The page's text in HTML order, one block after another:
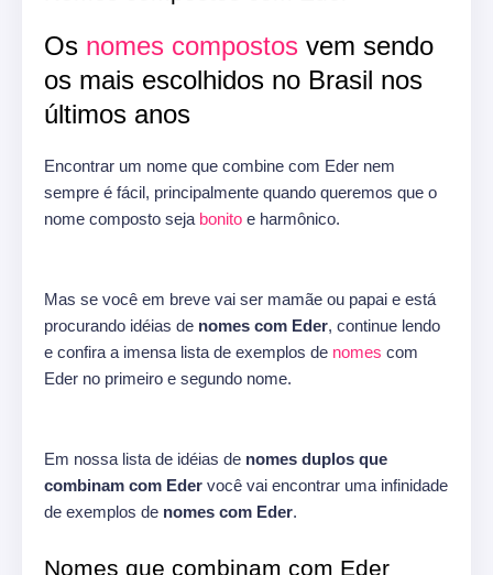
Os nomes compostos vem sendo
os mais escolhidos no Brasil nos
últimos anos
Encontrar um nome que combine com Eder nem
sempre é fácil, principalmente quando queremos que o
nome composto seja bonito e harmônico.
Mas se você em breve vai ser mamãe ou papai e está
procurando idéias de nomes com Eder, continue lendo
e confira a imensa lista de exemplos de nomes com
Eder no primeiro e segundo nome.
Em nossa lista de idéias de nomes duplos que
combinam com Eder você vai encontrar uma infinidade
de exemplos de nomes com Eder.
Nomes que combinam com Eder